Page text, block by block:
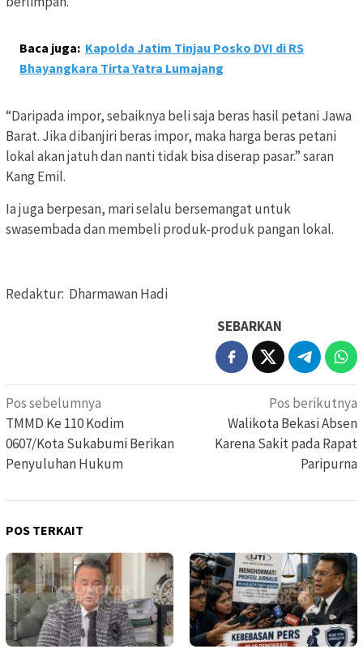
Baca juga: Kapolda Jatim Tinjau Posko DVI di RS
Bhayangkara Tirta Yatra Lumajang
“Daripada impor, sebaiknya beli saja beras hasil petani Jawa
Barat. Jika dibanjiri beras impor, maka harga beras petani
lokal akan jatuh dan nanti tidak bisa diserap pasar.” saran
Kang Emil.
Ia juga berpesan, mari selalu bersemangat untuk
swasembada dan membeli produk-produk pangan lokal.
Redaktur: Dharmawan Hadi
SEBARKAN
Navigasi
pos
Pos sebelumnya
TMMD Ke 110 Kodim
0607/Kota Sukabumi Berikan
Penyuluhan Hukum
Pos berikutnya
Walikota Bekasi Absen
Karena Sakit pada Rapat
Paripurna
POS TERKAIT